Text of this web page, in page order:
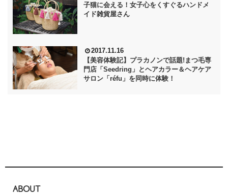
子猫に会える！女子心をくすぐるハンドメ
イド雑貨屋さん
2017.11.16
【美容体験記】プラカノンで話題!まつ毛専
門店「Seedring」とヘアカラー＆ヘアケア
サロン「réfu」を同時に体験！
ABOUT